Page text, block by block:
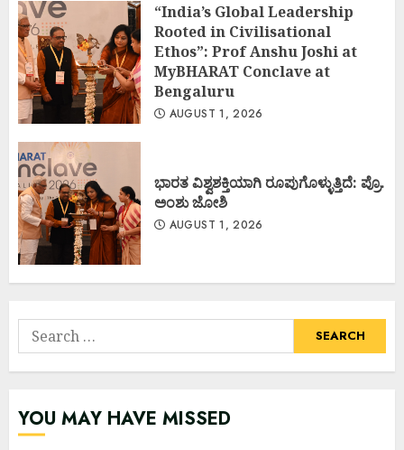
“India’s Global Leadership
Rooted in Civilisational
Ethos”: Prof Anshu Joshi at
MyBHARAT Conclave at
Bengaluru
AUGUST 1, 2026
ಭಾರತ ವಿಶ್ವಶಕ್ತಿಯಾಗಿ ರೂಪುಗೊಳ್ಳುತ್ತಿದೆ: ಪ್ರೊ.
ಅಂಶು ಜೋಶಿ
AUGUST 1, 2026
Search
for:
YOU MAY HAVE MISSED